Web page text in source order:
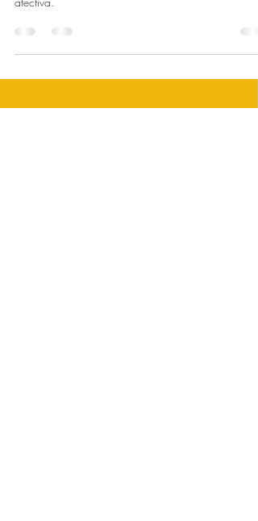
Libros sobre Límites y Crianza
Respetuosa
afectiva.